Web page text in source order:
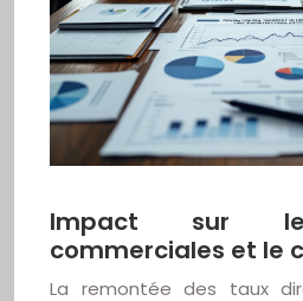
Impact sur
commerciales et le
La remontée des taux